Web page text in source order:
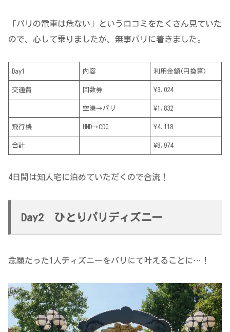
「パリの電車は危ない」という口コミをたくさん見ていた
ので、心して乗りましたが、無事パリに着きました。
Day1 内容 利用金額(円換算)
交通費 回数券 ¥3,024
空港→パリ ¥1,832
飛行機 HND→CDG ¥4,118
合計 ¥8,974
4日間は知人宅に泊めていただくので合流！
Day2 ひとりパリディズニー
念願だった1人ディズニーをパリにて叶えることに…！